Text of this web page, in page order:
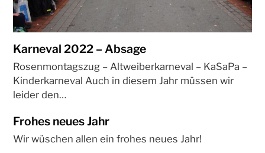
Karneval 2022 – Absage
Rosenmontagszug – Altweiberkarneval – KaSaPa –
Kinderkarneval Auch in diesem Jahr müssen wir
leider den…
Frohes neues Jahr
Wir wüschen allen ein frohes neues Jahr!